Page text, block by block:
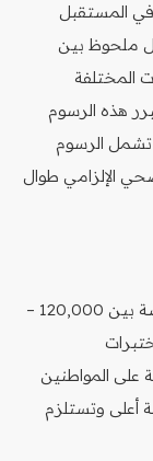
في المستقبل
ملحوظ بين
المختلفة
هذه الرسوم
تشمل الرسوم
الإلزامي طوال
تتراوح الرسوم السنوية في الجامعات الخاصة بين 120,000 –
المواطنين
أعلى وتستلزم